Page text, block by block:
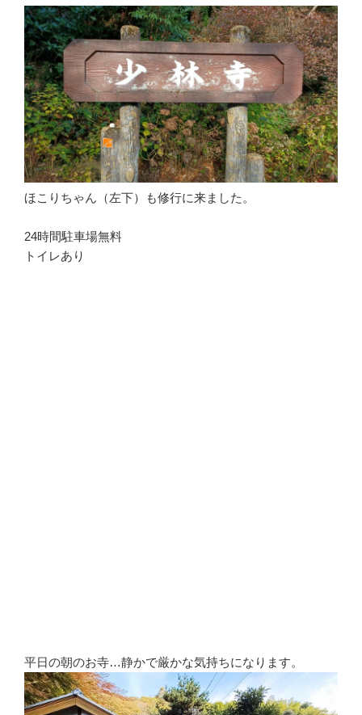
ほこりちゃん（左下）も修行に来ました。
24時間駐車場無料
トイレあり
平日の朝のお寺…静かで厳かな気持ちになります。